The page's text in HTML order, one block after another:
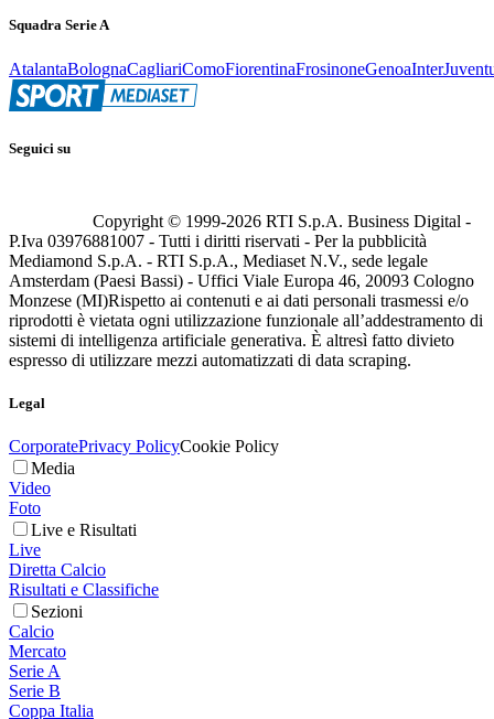
Squadra Serie A
AtalantaBolognaCagliariComoFiorentinaFrosinoneGenoaInter
Seguici su
Copyright © 1999-2026 RTI S.p.A. Business Digital -
P.Iva 03976881007 - Tutti i diritti riservati - Per la pubblicità
Mediamond S.p.A. - RTI S.p.A., Mediaset N.V., sede legale
Amsterdam (Paesi Bassi) - Uffici Viale Europa 46, 20093 Cologno
Monzese (MI)Rispetto ai contenuti e ai dati personali trasmessi e/o
riprodotti è vietata ogni utilizzazione funzionale all’addestramento di
sistemi di intelligenza artificiale generativa. È altresì fatto divieto
espresso di utilizzare mezzi automatizzati di data scraping.
Legal
CorporatePrivacy PolicyCookie Policy
Media
Video
Foto
Live e Risultati
Live
Diretta Calcio
Risultati e Classifiche
Sezioni
Calcio
Mercato
Serie A
Serie B
Coppa Italia